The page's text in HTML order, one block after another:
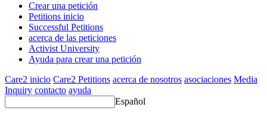
Crear una petición
Petitions inicio
Successful Petitions
acerca de las peticiones
Activist University
Ayuda para crear una petición
Care2 inicio Care2 Petitions acerca de nosotros asociaciones Media
Inquiry contacto ayuda
Español